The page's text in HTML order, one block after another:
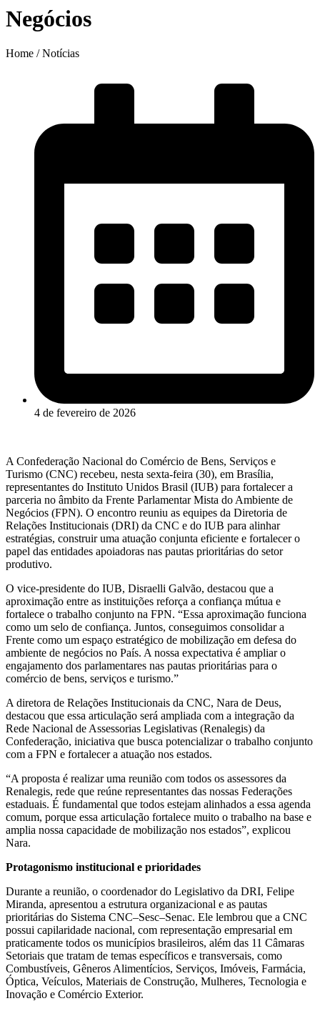
Negócios
Home / Notícias
4 de fevereiro de 2026
A Confederação Nacional do Comércio de Bens, Serviços e
Turismo (CNC) recebeu, nesta sexta-feira (30), em Brasília,
representantes do Instituto Unidos Brasil (IUB) para fortalecer a
parceria no âmbito da Frente Parlamentar Mista do Ambiente de
Negócios (FPN). O encontro reuniu as equipes da Diretoria de
Relações Institucionais (DRI) da CNC e do IUB para alinhar
estratégias, construir uma atuação conjunta eficiente e fortalecer o
papel das entidades apoiadoras nas pautas prioritárias do setor
produtivo.
O vice-presidente do IUB, Disraelli Galvão, destacou que a
aproximação entre as instituições reforça a confiança mútua e
fortalece o trabalho conjunto na FPN. “Essa aproximação funciona
como um selo de confiança. Juntos, conseguimos consolidar a
Frente como um espaço estratégico de mobilização em defesa do
ambiente de negócios no País. A nossa expectativa é ampliar o
engajamento dos parlamentares nas pautas prioritárias para o
comércio de bens, serviços e turismo.”
A diretora de Relações Institucionais da CNC, Nara de Deus,
destacou que essa articulação será ampliada com a integração da
Rede Nacional de Assessorias Legislativas (Renalegis) da
Confederação, iniciativa que busca potencializar o trabalho conjunto
com a FPN e fortalecer a atuação nos estados.
“A proposta é realizar uma reunião com todos os assessores da
Renalegis, rede que reúne representantes das nossas Federações
estaduais. É fundamental que todos estejam alinhados a essa agenda
comum, porque essa articulação fortalece muito o trabalho na base e
amplia nossa capacidade de mobilização nos estados”, explicou
Nara.
Protagonismo institucional e prioridades
Durante a reunião, o coordenador do Legislativo da DRI, Felipe
Miranda, apresentou a estrutura organizacional e as pautas
prioritárias do Sistema CNC–Sesc–Senac. Ele lembrou que a CNC
possui capilaridade nacional, com representação empresarial em
praticamente todos os municípios brasileiros, além das 11 Câmaras
Setoriais que tratam de temas específicos e transversais, como
Combustíveis, Gêneros Alimentícios, Serviços, Imóveis, Farmácia,
Óptica, Veículos, Materiais de Construção, Mulheres, Tecnologia e
Inovação e Comércio Exterior.